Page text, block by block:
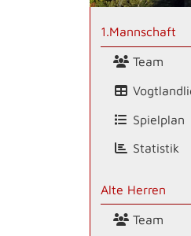
1.Mannschaft
Team
Spielplan
Statistik
Alte Herren
Team